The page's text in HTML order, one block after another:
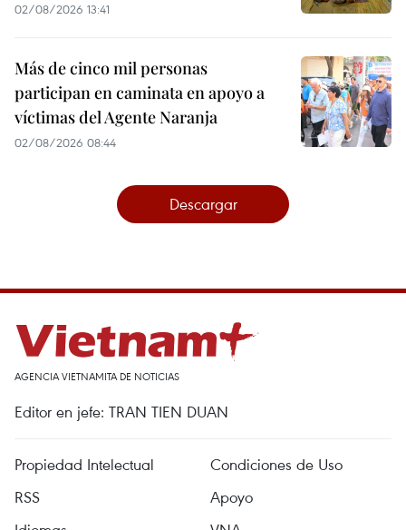
02/08/2026 13:41
Más de cinco mil personas
participan en caminata en apoyo a
víctimas del Agente Naranja
02/08/2026 08:44
Descargar
AGENCIA VIETNAMITA DE NOTICIAS
Editor en jefe: TRAN TIEN DUAN
Propiedad Intelectual
Condiciones de Uso
RSS
Apoyo